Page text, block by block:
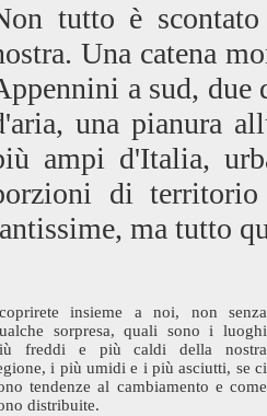
tutto è
Una catena
a sud,
una pianura
ampi d'Italia,
di territorio
ma tutto
insieme a noi, non senza
sorpresa, quali sono i luoghi
freddi e più caldi della nostra
i più umidi e i più asciutti, se ci
tendenze al cambiamento e come
distribuite.